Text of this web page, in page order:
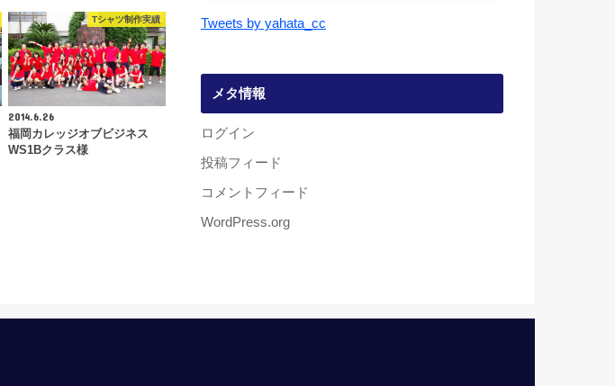
Tシャツ制作実績
2014.6.26
福岡カレッジオブビジネス
WS1Bクラス様
Tweets by yahata_cc
メタ情報
ログイン
投稿フィード
コメントフィード
WordPress.org